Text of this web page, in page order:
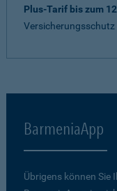
Plus-Tarif bis zum
Versicherungsschutz
BarmeniaApp
Übrigens können Sie